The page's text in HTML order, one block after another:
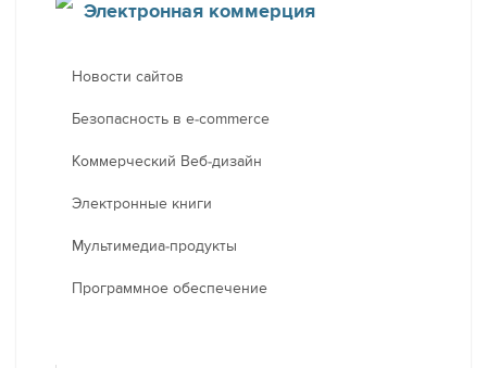
Электронная коммерция
Новости сайтов
Безопасность в e-commerce
Коммерческий Веб-дизайн
Электронные книги
Мультимедиа-продукты
Программное обеспечение